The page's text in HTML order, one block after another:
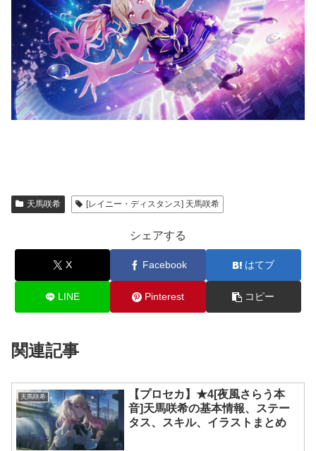
天馬咲希 [レイニー・ディスタンス] 天馬咲希
シェアする
X Facebook はてブ
LINE Pinterest コピー
関連記事
天馬咲希
【プロセカ】★4[夜風さらう本
音]天馬咲希の基本情報、ステー
タス、スキル、イラストまとめ